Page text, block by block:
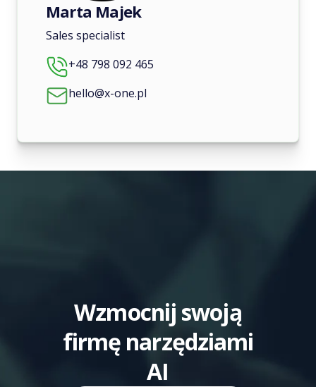
Marta Majek
Sales specialist
+48 798 092 465
hello@x-one.pl
Wzmocnij swoją
firmę narzędziami
AI